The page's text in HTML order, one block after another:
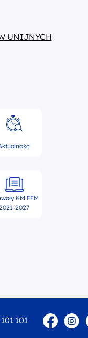
UNIJNYCH
KM FEM
2027
101